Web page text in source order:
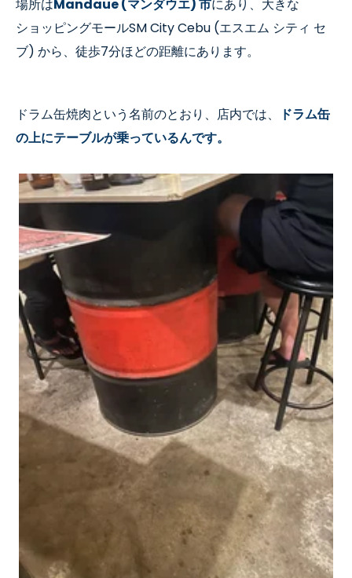
場所はMandaue (マンダウエ) 市にあり、大きな
ショッピングモールSM City Cebu (エスエム シティ セ
ブ) から、 徒歩7分ほどの距離にあります。
ドラム缶焼肉という名前のとおり、店内では、
ドラム缶
の上にテーブルが乗っているんです。